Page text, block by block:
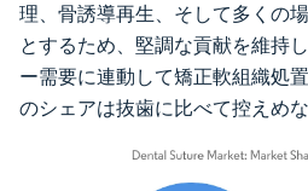
理、骨誘導再生、そして多くの
とするため、堅調な貢献を維持
ー需要に連動して矯正軟組織処
のシェアは抜歯に比べて控えめな